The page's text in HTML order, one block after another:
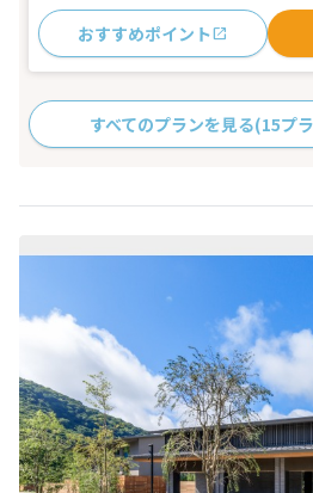
おすすめポイント
すべてのプランを見る(15プ